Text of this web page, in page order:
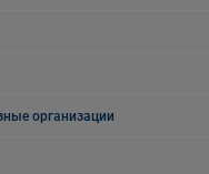
организации